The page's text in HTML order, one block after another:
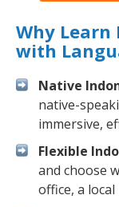
Why
with
Native
native-
immersive,
Flexible
and choose
office, a